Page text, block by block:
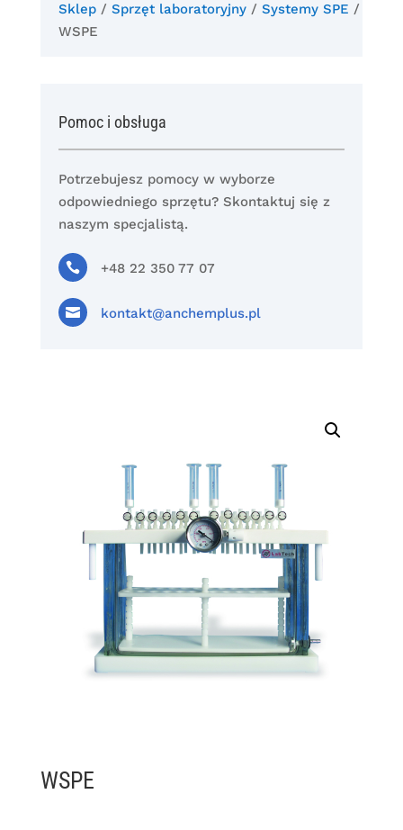
Sklep/ Sprzęt laboratoryjny/ Systemy SPE /
WSPE
Pomoc i obsługa
Potrzebujesz pomocy w wyborze
odpowiedniego sprzętu? Skontaktuj się z
naszym specjalistą.
 +48 22 350 77 07
 kontakt@anchemplus.pl
WSPE